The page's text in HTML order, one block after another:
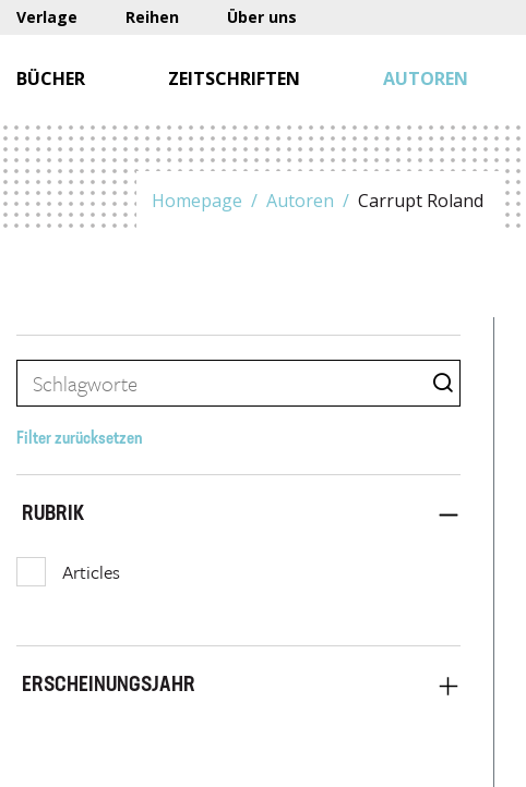
Verlage Reihen Über uns
BÜCHER ZEITSCHRIFTEN AUTOREN
Homepage Autoren Carrupt Roland
Filter zurücksetzen
RUBRIK
Articles
ERSCHEINUNGSJAHR